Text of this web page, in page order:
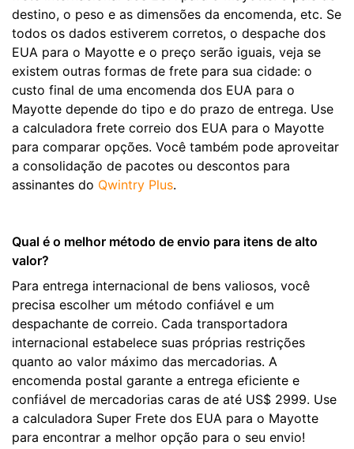
destino, o peso e as dimensões da encomenda, etc. Se
todos os dados estiverem corretos, o despache dos
EUA para o Mayotte e o preço serão iguais, veja se
existem outras formas de frete para sua cidade: o
custo final de uma encomenda dos EUA para o
Mayotte depende do tipo e do prazo de entrega. Use
a calculadora frete correio dos EUA para o Mayotte
para comparar opções. Você também pode aproveitar
a consolidação de pacotes ou descontos para
assinantes do Qwintry Plus.
Qual é o melhor método de envio para itens de alto
valor?
Para entrega internacional de bens valiosos, você
precisa escolher um método confiável e um
despachante de correio. Cada transportadora
internacional estabelece suas próprias restrições
quanto ao valor máximo das mercadorias. A
encomenda postal garante a entrega eficiente e
confiável de mercadorias caras de até US$ 2999. Use
a calculadora Super Frete dos EUA para o Mayotte
para encontrar a melhor opção para o seu envio!